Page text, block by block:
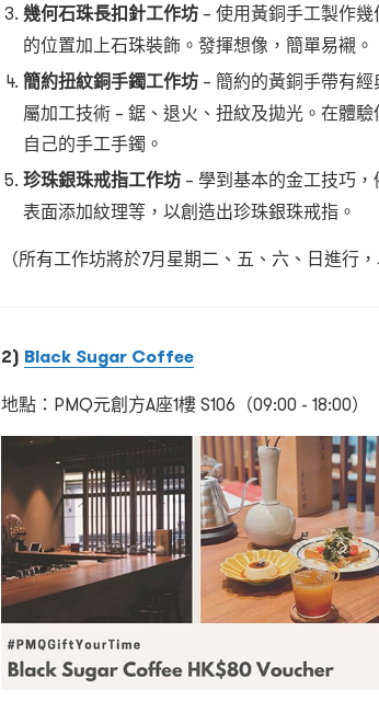
幾何石珠長扣針工作坊 – 使用黃銅手工製作
的位置加上石珠裝飾。發揮想像，簡單易襯。
簡約扭紋銅手鐲工作坊 – 簡約的黃銅手帶有
屬加工技術 – 鋸、退火、扭紋及拋光。在體
自己的手工手鐲。
珍珠銀珠戒指工作坊 – 學到基本的金工技巧
表面添加紋理等，以創造出珍珠銀珠戒指。
（所有工作坊將於7月星期二、五、六、日進行
2) Black Sugar Coffee
地點：PMQ元創方A座1樓 S106（09:00 - 18:00）